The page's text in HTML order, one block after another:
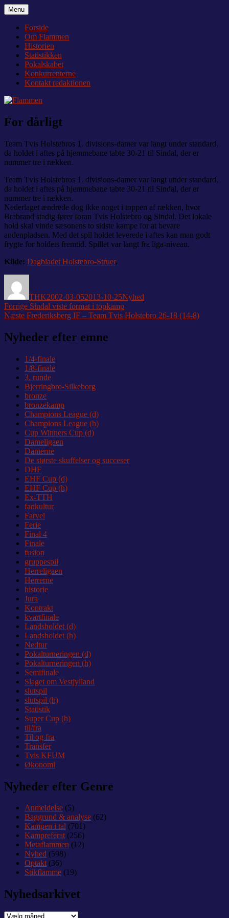
Videre
til
indhold
Flammen
Nyheder og debat om Team Tvis Holstebro
Menu
Forside
Om Flammen
Historien
Statistikken
Pokalskabet
Konkurrenterne
Kontakt redaktionen
For dårligt
Team Tvis Holstebros 1. divisions-damer var langt under standard,
da holdet i aftes på hjemmebane tabte 30-21 til Sindal, der er
nummer tre i rækken.
Team Tvis Holstebros 1. divisions-damer var langt under standard,
da holdet i aftes på hjemmebane tabte 30-21 til Sindal, der er
nummer tre i rækken.
Nederlaget ændrede dog ikke noget i toppen af rækken, hvor
Brabrand stadig fører foran Tvis Holstebro og Sindal. Det lokale
hold skal vinde sæsonens to sidste kampe for at bevare
andenpladsen. Med det spil holdet leverede i aftes kan man godt
frygte for holdets fremtid. Spillet var langt fra liga-niveau.
Kilde: Dagbladet Holstebro-Struer.
THK2002-03-052013-10-25Nyhed
Indlægsnavigation
Forrige Forrige
indlæg:
Sindal viste format i topkamp
Næste Næste
Frederiksberg IF – Team Tvis Holstebro 26-18 (14-8)
Nyheder efter emne
1/4-finale
1/8-finale
3. runde
Bjerringbro-Silkeborg
bronze
bronzekamp
Champions League (d)
Champions League (h)
Cup Winners Cup (d)
Dameligaen
Damerne
De største skuffelser og succeser
DHF
EHF Cup (d)
EHF Cup (h)
Ex-TTH
fankultur
Farvel
Ferie
Final 4
Finale
fusion
gruppespil
Herreligaen
Herrerne
historie
Jura
Kontrakt
kvartfinale
Landsholdet (d)
Landsholdet (h)
Nedtur
Pokalturneringen (d)
Pokalturneringen (h)
Semifinale
Slaget om Vestjylland
slutspil
slutspil (h)
Statistik
Super Cup (h)
til/fra
Til og fra
Transfer
Tvis KFUM
Økonomi
Nyheder efter Genre
Anmeldelse (5)
Baggrund & analyse (62)
Kampen i tal (701)
Kampreferat(256)
Metaflammen (12)
Nyhed (598)
Optakt(36)
Stikflamme (19)
Nyhedsarkivet
Nyhedsarkivet